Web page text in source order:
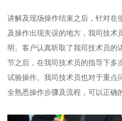
讲解及现场操作结束之后，针对在
及操作出现失误的地方，我司技术
明。客户认真听取了我司技术员的
节之后，在我司技术员的指导下多
试验操作。我司技术员也对于重点
全熟悉操作步骤及流程，可以正确